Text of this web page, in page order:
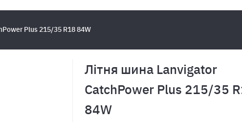
Plus 215/35 R18 84W
Лiтня шина Lanvigator
CatchPower Plus 215/35
84W